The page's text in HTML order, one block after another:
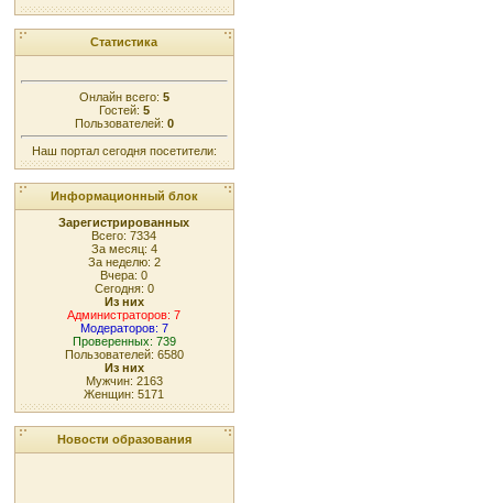
Статистика
Онлайн всего: 5
Гостей: 5
Пользователей: 0
Наш портал сегодня посетители:
Информационный блок
Зарегистрированных
Всего: 7334
За месяц: 4
За неделю: 2
Вчера: 0
Сегодня: 0
Из них
Администраторов: 7
Модераторов: 7
Проверенных: 739
Пользователей: 6580
Из них
Мужчин: 2163
Женщин: 5171
Новости образования